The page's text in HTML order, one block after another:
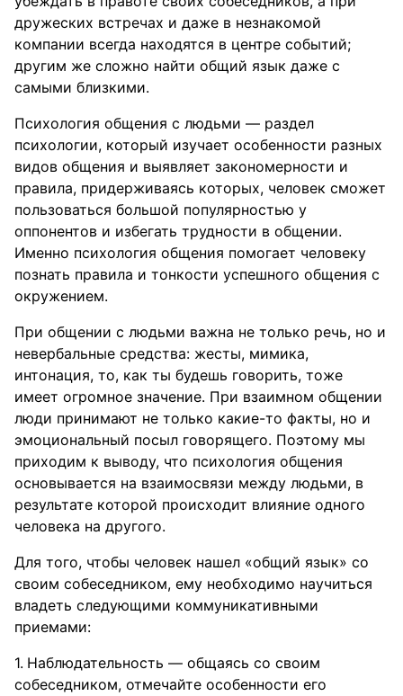
дружеских встречах и даже в незнакомой
компании всегда находятся в центре событий;
другим же сложно найти общий язык даже с
самыми близкими.
Психология общения с людьми — раздел
психологии, который изучает особенности разных
видов общения и выявляет закономерности и
правила, придерживаясь которых, человек сможет
пользоваться большой популярностью у
оппонентов и избегать трудности в общении.
Именно психология общения помогает человеку
познать правила и тонкости успешного общения с
окружением.
При общении с людьми важна не только речь, но и
невербальные средства: жесты, мимика,
интонация, то, как ты будешь говорить, тоже
имеет огромное значение. При взаимном общении
люди принимают не только какие-то факты, но и
эмоциональный посыл говорящего. Поэтому мы
приходим к выводу, что психология общения
основывается на взаимосвязи между людьми, в
результате которой происходит влияние одного
человека на другого.
Для того, чтобы человек нашел «общий язык» со
своим собеседником, ему необходимо научиться
владеть следующими коммуникативными
приемами:
Наблюдательность — общаясь со своим
собеседником, отмечайте особенности его